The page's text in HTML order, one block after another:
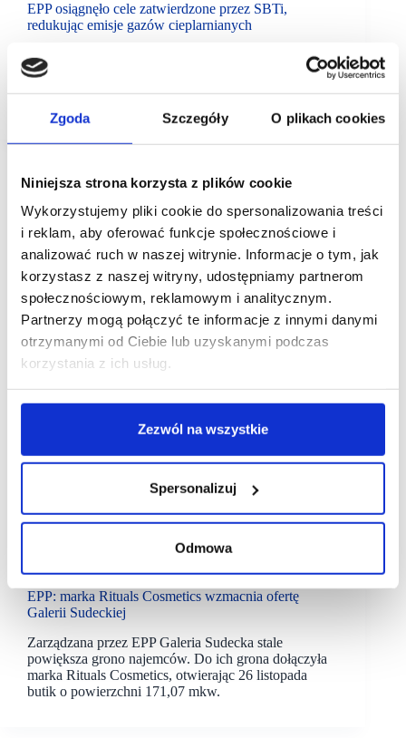
Zgoda Szczegóły O plikach cookies
Niniejsza strona korzysta z plików cookie
Wykorzystujemy pliki cookie do spersonalizowania treści
i reklam, aby oferować funkcje społecznościowe i
analizować ruch w naszej witrynie. Informacje o tym, jak
korzystasz z naszej witryny, udostępniamy partnerom
społecznościowym, reklamowym i analitycznym.
Partnerzy mogą połączyć te informacje z innymi danymi
otrzymanymi od Ciebie lub uzyskanymi podczas
korzystania z ich usług.
Zezwól na wszystkie
Spersonalizuj
Odmowa
EPP osiągnęło cele zatwierdzone przez SBTi,
redukując emisje gazów cieplarnianych
EPP już zrealizował cele redukcji emisji na 2030 r.,
obniżając emisje w zakresach 1 i 2 o ponad 50%, a w
EPP Galeria Sudecka
EPP: marka Rituals Cosmetics wzmacnia ofertę
Galerii Sudeckiej
Zarządzana przez EPP Galeria Sudecka stale
powiększa grono najemców. Do ich grona dołączyła
marka Rituals Cosmetics, otwierając 26 listopada
butik o powierzchni 171,07 mkw.